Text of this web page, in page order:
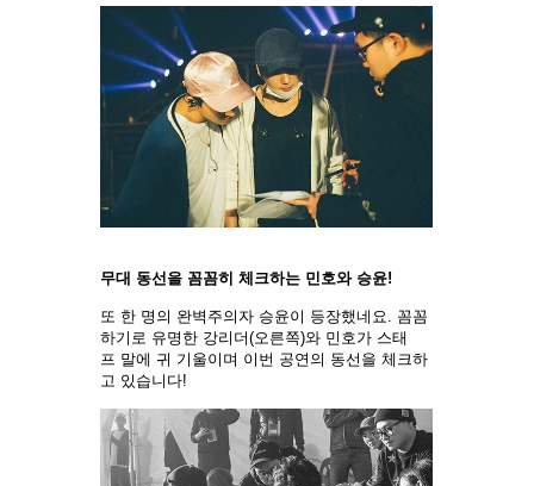
무대 동선을 꼼꼼히 체크하는 민호와 승윤!
또 한 명의 완벽주의자 승윤이 등장했네요. 꼼꼼
하기로 유명한 강리더(오른쪽)와 민호가 스태
프 말에 귀 기울이며 이번 공연의 동선을 체크하
고 있습니다!